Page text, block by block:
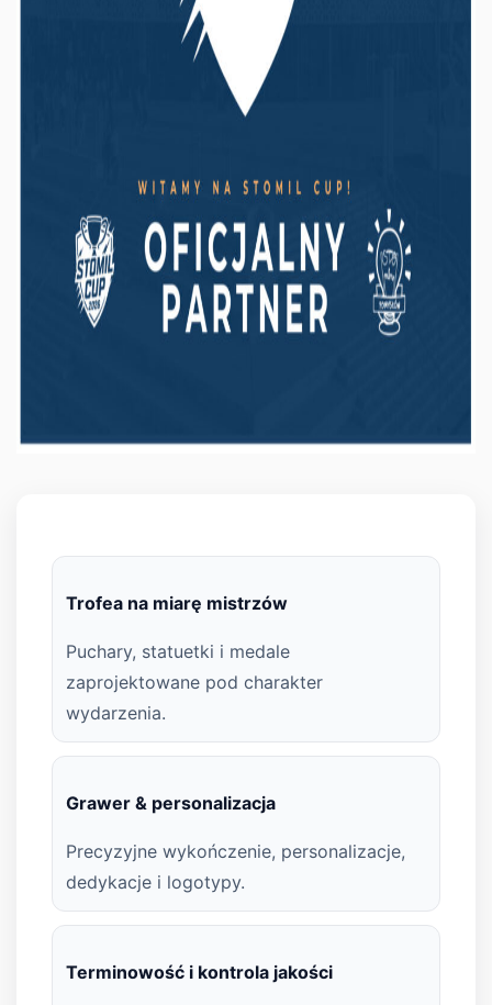
Trofea na miarę mistrzów
Puchary, statuetki i medale
zaprojektowane pod charakter
wydarzenia.
Grawer & personalizacja
Precyzyjne wykończenie, personalizacje,
dedykacje i logotypy.
Terminowość i kontrola jakości